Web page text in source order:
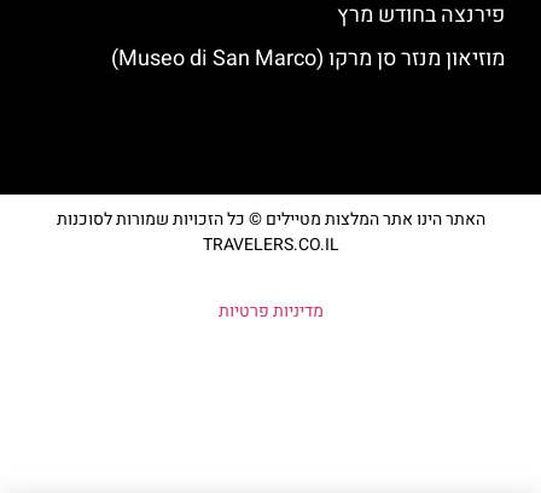
פירנצה בחודש מרץ
מוזיאון מנזר סן מרקו (Museo di San Marco)
האתר הינו אתר המלצות מטיילים © כל הזכויות שמורות לסוכנות
TRAVELERS.CO.IL
מדיניות פרטיות